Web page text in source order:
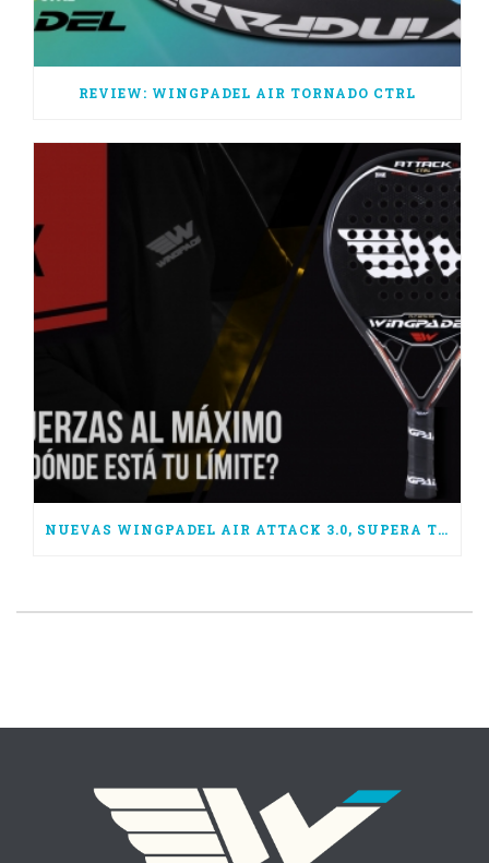
REVIEW: WINGPADEL AIR TORNADO CTRL
NUEVAS WINGPADEL AIR ATTACK 3.0, SUPERA TUS LÍMITES